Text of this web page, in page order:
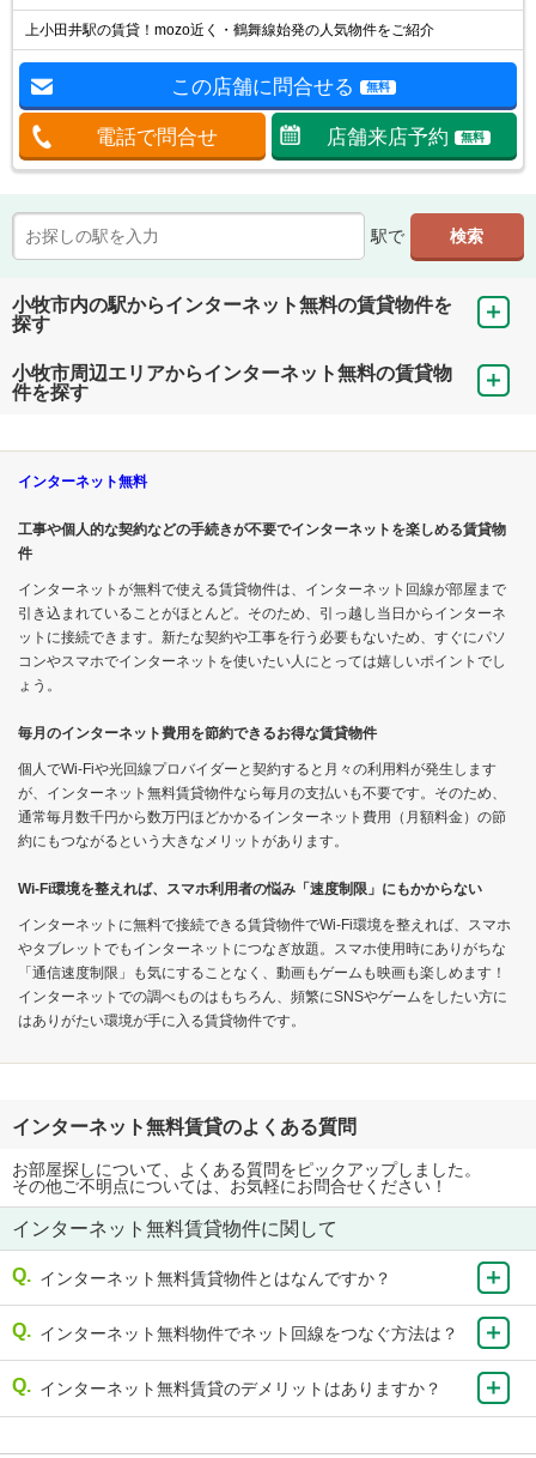
上小田井駅の賃貸！mozo近く・鶴舞線始発の人気物件をご紹介
この店舗に問合せる 無料
電話で問合せ 店舗来店予約 無料
駅で
小牧市内の駅からインターネット無料の賃貸物件を
探す
小牧市周辺エリアからインターネット無料の賃貸物
件を探す
インターネット無料
工事や個人的な契約などの手続きが不要でインターネットを楽しめる賃貸物
件
インターネットが無料で使える賃貸物件は、インターネット回線が部屋まで
引き込まれていることがほとんど。そのため、引っ越し当日からインターネ
ットに接続できます。新たな契約や工事を行う必要もないため、すぐにパソ
コンやスマホでインターネットを使いたい人にとっては嬉しいポイントでし
ょう。
毎月のインターネット費用を節約できるお得な賃貸物件
個人でWi-Fiや光回線プロバイダーと契約すると月々の利用料が発生します
が、インターネット無料賃貸物件なら毎月の支払いも不要です。そのため、
通常毎月数千円から数万円ほどかかるインターネット費用（月額料金）の節
約にもつながるという大きなメリットがあります。
Wi-Fi環境を整えれば、スマホ利用者の悩み「速度制限」にもかからない
インターネットに無料で接続できる賃貸物件でWi-Fi環境を整えれば、スマホ
やタブレットでもインターネットにつなぎ放題。スマホ使用時にありがちな
「通信速度制限」も気にすることなく、動画もゲームも映画も楽しめます！
インターネットでの調べものはもちろん、頻繁にSNSやゲームをしたい方に
はありがたい環境が手に入る賃貸物件です。
インターネット無料賃貸のよくある質問
お部屋探しについて、よくある質問をピックアップしました。
その他ご不明点については、お気軽にお問合せください！
インターネット無料賃貸物件に関して
インターネット無料賃貸物件とはなんですか？
インターネット無料物件でネット回線をつなぐ方法は？
インターネット無料賃貸のデメリットはありますか？